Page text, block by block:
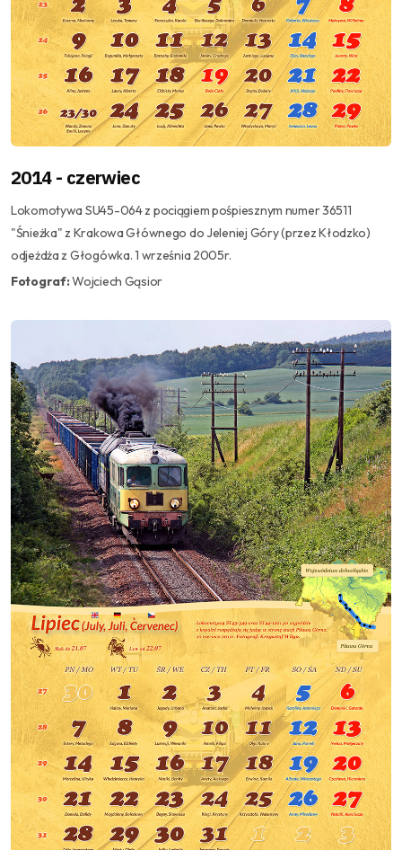
2014 - czerwiec
Lokomotywa SU45-064 z pociągiem pośpiesznym numer 36511
"Śnieżka" z Krakowa Głównego do Jeleniej Góry (przez Kłodzko)
odjeżdża z Głogówka. 1 września 2005r.
Fotograf:Wojciech Gąsior